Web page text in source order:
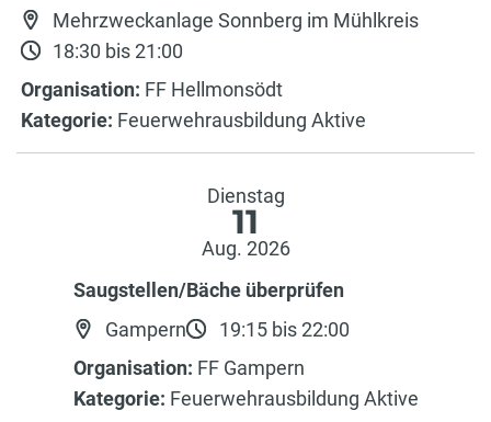
Mehrzweckanlage Sonnberg im Mühlkreis
18:30 bis 21:00
Organisation: FF Hellmonsödt
Kategorie: Feuerwehrausbildung Aktive
Dienstag
11
Aug. 2026
Saugstellen/Bäche überprüfen
Gampern
19:15 bis 22:00
Organisation: FF Gampern
Kategorie: Feuerwehrausbildung Aktive